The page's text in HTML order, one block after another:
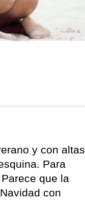
y con altas
Para
que la
con